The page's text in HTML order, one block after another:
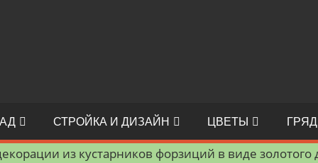
СТРОЙКА И ДИЗАЙН ЦВЕТЫ
из кустарников форзиций в виде золотого